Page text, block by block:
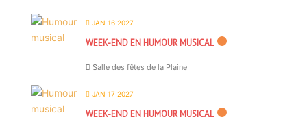
JAN 16 2027
WEEK-END EN HUMOUR MUSICAL
Salle des fêtes de la Plaine
JAN 17 2027
WEEK-END EN HUMOUR MUSICAL